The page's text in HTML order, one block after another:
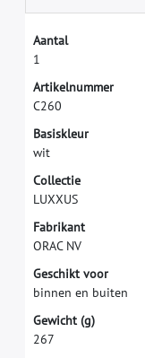
Aantal
1
Artikelnummer
C260
Basiskleur
wit
Collectie
LUXXUS
Fabrikant
ORAC NV
Geschikt voor
binnen en buiten
Gewicht (g)
267